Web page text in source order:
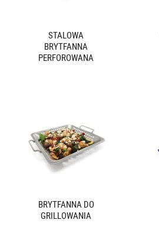
STALOWA
BRYTFANNA
PERFOROWANA
BRYTFANNA DO
GRILLOWANIA